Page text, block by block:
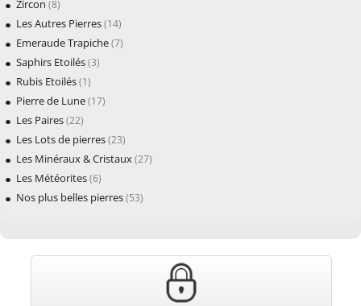
Zircon (8)
Les Autres Pierres(14)
Emeraude Trapiche(7)
Saphirs Etoilés(3)
Rubis Etoilés(1)
Pierre de Lune(17)
Les Paires(22)
Les Lots de pierres(23)
Les Minéraux & Cristaux(27)
Les Météorites(6)
Nos plus belles pierres(53)